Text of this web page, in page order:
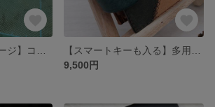
9,500円